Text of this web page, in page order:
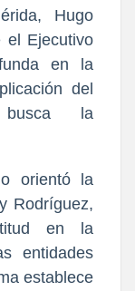
Hugo
el Ejecutivo
en la
del
la
orientó la
Rodríguez,
en la
entidades
establece